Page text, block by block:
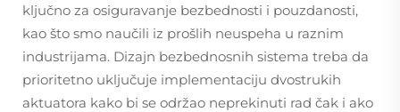
ključno za osiguravanje bezbednosti i pouzdanosti,
kao što smo naučili iz prošlih neuspeha u raznim
industrijama. Dizajn bezbednosnih sistema treba da
prioritetno uključuje implementaciju dvostrukih
aktuatora kako bi se održao neprekinuti rad čak i ako